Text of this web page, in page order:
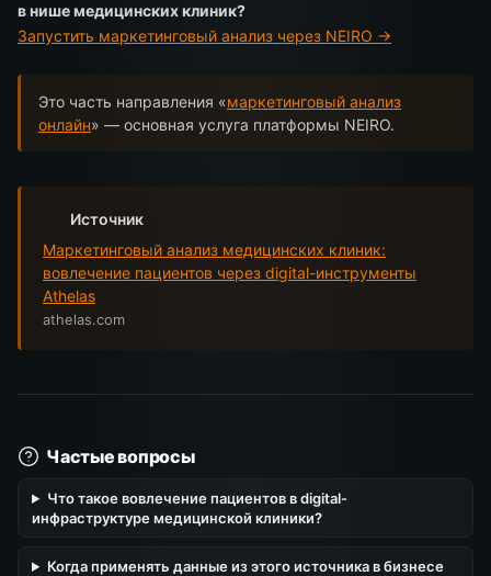
в нише медицинских клиник?
Запустить маркетинговый анализ через NEIRO →
Это часть направления «маркетинговый анализ
онлайн» — основная услуга платформы NEIRO.
Источник
Маркетинговый анализ медицинских клиник:
вовлечение пациентов через digital-инструменты
Athelas
athelas.com
Частые вопросы
Что такое вовлечение пациентов в digital-
инфраструктуре медицинской клиники?
Когда применять данные из этого источника в бизнесе